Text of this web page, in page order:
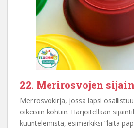
22. Merirosvojen
Merirosvokirja, jossa lapsi
oikeisiin kohtiin. Harjoitellaan
kuuntelemista, esimerkiksi “laita